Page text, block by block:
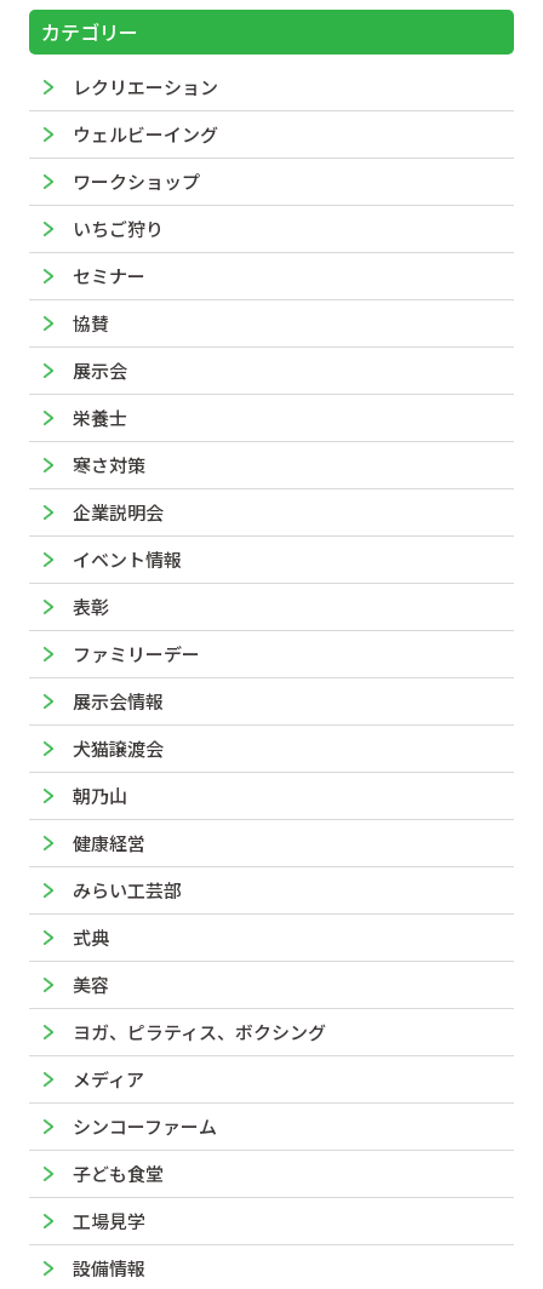
カテゴリー
レクリエーション
ウェルビーイング
ワークショップ
いちご狩り
セミナー
協賛
展示会
栄養士
寒さ対策
企業説明会
イベント情報
表彰
ファミリーデー
展示会情報
犬猫譲渡会
朝乃山
健康経営
みらい工芸部
式典
美容
ヨガ、ピラティス、ボクシング
メディア
シンコーファーム
子ども食堂
工場見学
設備情報